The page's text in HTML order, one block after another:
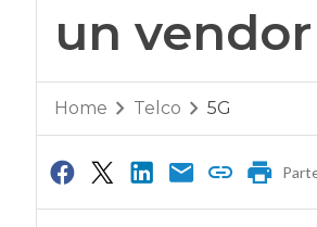
un
Home Telco 5G